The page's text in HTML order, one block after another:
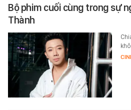
Bộ phim cuối cùng trong sự
Thành